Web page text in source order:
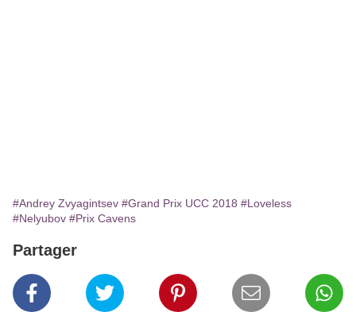
#Andrey Zvyagintsev #Grand Prix UCC 2018 #Loveless
#Nelyubov #Prix Cavens
Partager